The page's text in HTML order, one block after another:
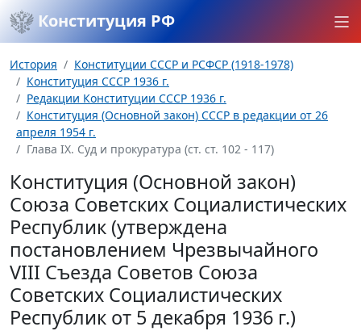
Конституция РФ
История
Конституции СССР и РСФСР (1918-1978)
Конституция СССР 1936 г.
Редакции Конституции СССР 1936 г.
Конституция (Основной закон) СССР в редакции от 26
апреля 1954 г.
Глава IX. Суд и прокуратура (ст. ст. 102 - 117)
Конституция (Основной закон)
Союза Советских Социалистических
Республик (утверждена
постановлением Чрезвычайного
VIII Съезда Советов Союза
Советских Социалистических
Республик от 5 декабря 1936 г.)